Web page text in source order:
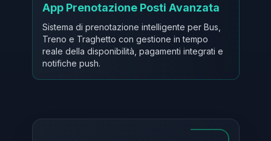
App Prenotazione Posti Avanzata
Sistema di prenotazione intelligente per Bus,
Treno e Traghetto con gestione in tempo
reale della disponibilità, pagamenti integrati e
notifiche push.